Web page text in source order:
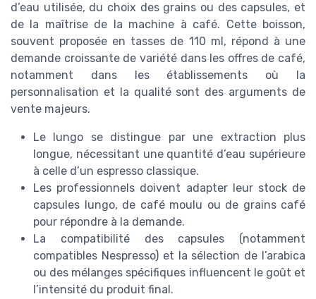
d’eau utilisée, du choix des grains ou des capsules, et
de la maîtrise de la machine à café. Cette boisson,
souvent proposée en tasses de 110 ml, répond à une
demande croissante de variété dans les offres de café,
notamment dans les établissements où la
personnalisation et la qualité sont des arguments de
vente majeurs.
Le lungo se distingue par une extraction plus
longue, nécessitant une quantité d’eau supérieure
à celle d’un espresso classique.
Les professionnels doivent adapter leur stock de
capsules lungo, de café moulu ou de grains café
pour répondre à la demande.
La compatibilité des capsules (notamment
compatibles Nespresso) et la sélection de l’arabica
ou des mélanges spécifiques influencent le goût et
l’intensité du produit final.